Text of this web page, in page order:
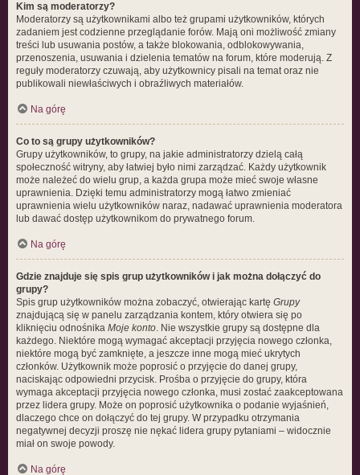
Kim są moderatorzy?
Moderatorzy są użytkownikami albo też grupami użytkowników, których
zadaniem jest codzienne przeglądanie forów. Mają oni możliwość zmiany
treści lub usuwania postów, a także blokowania, odblokowywania,
przenoszenia, usuwania i dzielenia tematów na forum, które moderują. Z
reguły moderatorzy czuwają, aby użytkownicy pisali na temat oraz nie
publikowali niewłaściwych i obraźliwych materiałów.
Na górę
Co to są grupy użytkowników?
Grupy użytkowników, to grupy, na jakie administratorzy dzielą całą
społeczność witryny, aby łatwiej było nimi zarządzać. Każdy użytkownik
może należeć do wielu grup, a każda grupa może mieć swoje własne
uprawnienia. Dzięki temu administratorzy mogą łatwo zmieniać
uprawnienia wielu użytkowników naraz, nadawać uprawnienia moderatora
lub dawać dostęp użytkownikom do prywatnego forum.
Na górę
Gdzie znajduje się spis grup użytkowników i jak można dołączyć do
grupy?
Spis grup użytkowników można zobaczyć, otwierając kartę Grupy
znajdującą się w panelu zarządzania kontem, który otwiera się po
kliknięciu odnośnika Moje konto. Nie wszystkie grupy są dostępne dla
każdego. Niektóre mogą wymagać akceptacji przyjęcia nowego członka,
niektóre mogą być zamknięte, a jeszcze inne mogą mieć ukrytych
członków. Użytkownik może poprosić o przyjęcie do danej grupy,
naciskając odpowiedni przycisk. Prośba o przyjęcie do grupy, która
wymaga akceptacji przyjęcia nowego członka, musi zostać zaakceptowana
przez lidera grupy. Może on poprosić użytkownika o podanie wyjaśnień,
dlaczego chce on dołączyć do tej grupy. W przypadku otrzymania
negatywnej decyzji proszę nie nękać lidera grupy pytaniami – widocznie
miał on swoje powody.
Na górę